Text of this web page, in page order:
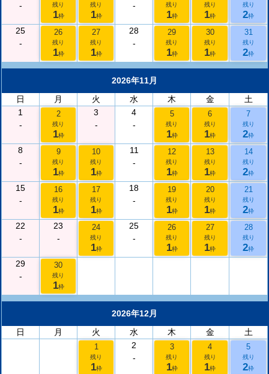
-
残り
1枠
残り
1枠
-
残り
1枠
残り
1枠
残り
2枠
25
-
26
残り
1枠
27
残り
1枠
28
-
29
残り
1枠
30
残り
1枠
31
残り
2枠
2026年11月
日
月 火 水 木 金
土
1
-
2
残り
1枠
3
-
4
-
5
残り
1枠
6
残り
1枠
7
残り
2枠
8
-
9
残り
1枠
10
残り
1枠
11
-
12
残り
1枠
13
残り
1枠
14
残り
2枠
15
-
16
残り
1枠
17
残り
1枠
18
-
19
残り
1枠
20
残り
1枠
21
残り
2枠
22
-
23
-
24
残り
1枠
25
-
26
残り
1枠
27
残り
1枠
28
残り
2枠
29
-
30
残り
1枠
2026年12月
日
月 火 水 木 金 土
1
残り
1枠
2
-
3
残り
1枠
4
残り
1枠
5
残り
2枠